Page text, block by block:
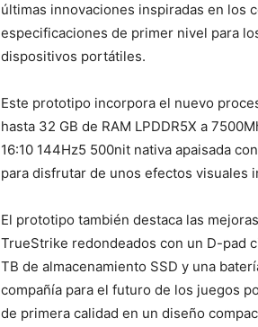
últimas innovaciones inspiradas en los
especificaciones de primer nivel para
dispositivos portátiles.
Este prototipo incorpora el nuevo
hasta 32 GB de RAM LPDDR5X a
16:10 144Hz5 500nit nativa apaisada
para disfrutar de unos efectos visuales
El prototipo también destaca las
TrueStrike redondeados con un D-pad
TB de almacenamiento SSD y una
compañía para el futuro de los juegos
de primera calidad en un diseño